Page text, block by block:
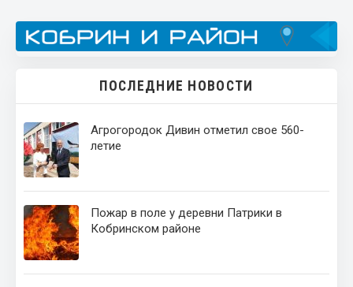
ПОСЛЕДНИЕ НОВОСТИ
Агрогородок Дивин отметил свое 560-
летие
Пожар в поле у деревни Патрики в
Кобринском районе